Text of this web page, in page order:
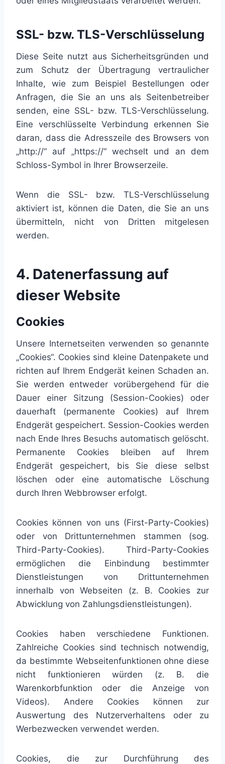
SSL- bzw. TLS-Verschlüsselung
Diese Seite nutzt aus Sicherheitsgründen und
zum Schutz der Übertragung vertraulicher
Inhalte, wie zum Beispiel Bestellungen oder
Anfragen, die Sie an uns als Seitenbetreiber
senden, eine SSL- bzw. TLS-Verschlüsselung.
Eine verschlüsselte Verbindung erkennen Sie
daran, dass die Adresszeile des Browsers von
„http://“ auf „https://“ wechselt und an dem
Schloss-Symbol in Ihrer Browserzeile.
Wenn die SSL- bzw. TLS-Verschlüsselung
aktiviert ist, können die Daten, die Sie an uns
übermitteln, nicht von Dritten mitgelesen
werden.
4. Datenerfassung auf
dieser Website
Cookies
Unsere Internetseiten verwenden so genannte
„Cookies“. Cookies sind kleine Datenpakete und
richten auf Ihrem Endgerät keinen Schaden an.
Sie werden entweder vorübergehend für die
Dauer einer Sitzung (Session-Cookies) oder
dauerhaft (permanente Cookies) auf Ihrem
Endgerät gespeichert. Session-Cookies werden
nach Ende Ihres Besuchs automatisch gelöscht.
Permanente Cookies bleiben auf Ihrem
Endgerät gespeichert, bis Sie diese selbst
löschen oder eine automatische Löschung
durch Ihren Webbrowser erfolgt.
Cookies können von uns (First-Party-Cookies)
oder von Drittunternehmen stammen (sog.
Third-Party-Cookies). Third-Party-Cookies
ermöglichen die Einbindung bestimmter
Dienstleistungen von Drittunternehmen
innerhalb von Webseiten (z. B. Cookies zur
Abwicklung von Zahlungsdienstleistungen).
Cookies haben verschiedene Funktionen.
Zahlreiche Cookies sind technisch notwendig,
da bestimmte Webseitenfunktionen ohne diese
nicht funktionieren würden (z. B. die
Warenkorbfunktion oder die Anzeige von
Videos). Andere Cookies können zur
Auswertung des Nutzerverhaltens oder zu
Werbezwecken verwendet werden.
Cookies, die zur Durchführung des